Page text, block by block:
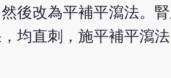
後改為平補平瀉法。
均直刺，施平補平瀉